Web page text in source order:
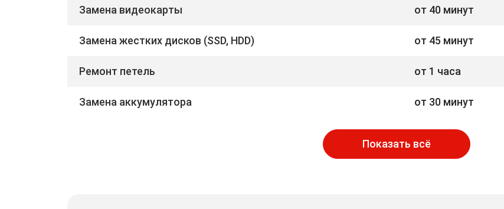
Замена видеокарты от 40 минут
Замена жестких дисков (SSD, HDD) от 45 минут
Ремонт петель от 1 часа
Замена аккумулятора от 30 минут
Показать всё